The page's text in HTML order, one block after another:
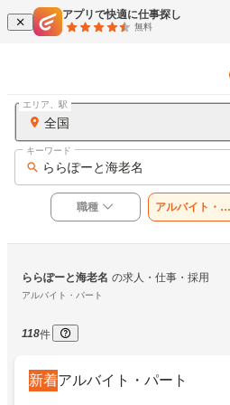
アプリで快適に仕事探し
無料
全国
エリア、駅
ららぽーと海老名
キーワード
職種
アルバイト・パ
ート
ららぽーと海老名 の求人・仕事・採用
アルバイト・パート
118件
新着アルバイト・パート